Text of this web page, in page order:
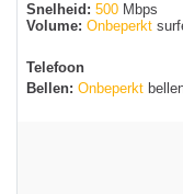
Snelheid: 500 Mbps
Volume: Onbeperkt
Telefoon
Bellen: Onbeperkt